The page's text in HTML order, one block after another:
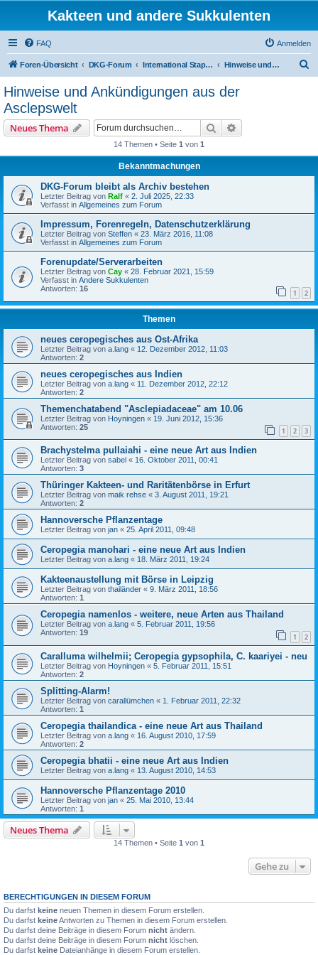
Kakteen und andere Sukkulenten
FAQ Anmelden
Foren-Übersicht DKG-Forum International Stapeliad Group Forum Hinweise und Ankündigungen aus der Asclepswelt
Hinweise und Ankündigungen aus der
Asclepswelt
Neues Thema Suche
14 Themen • Seite 1 von 1
Bekanntmachungen
DKG-Forum bleibt als Archiv bestehen
Letzter Beitrag von Ralf « 2. Juli 2025, 22:33
Verfasst in Allgemeines zum Forum
Impressum, Forenregeln, Datenschutzerklärung
Letzter Beitrag von Steffen « 23. März 2016, 11:08
Verfasst in Allgemeines zum Forum
Forenupdate/Serverarbeiten
Letzter Beitrag von Cay « 28. Februar 2021, 15:59
Verfasst in Andere Sukkulenten
Antworten: 16 1 2
Themen
neues ceropegisches aus Ost-Afrika
Letzter Beitrag von a.lang « 12. Dezember 2012, 11:03
Antworten: 2
neues ceropegisches aus Indien
Letzter Beitrag von a.lang « 11. Dezember 2012, 22:12
Antworten: 2
Themenchatabend "Asclepiadaceae" am 10.06
Letzter Beitrag von Hoyningen « 19. Juni 2012, 15:36
Antworten: 25 1 2 3
Brachystelma pullaiahi - eine neue Art aus Indien
Letzter Beitrag von sabel « 16. Oktober 2011, 00:41
Antworten: 3
Thüringer Kakteen- und Raritätenbörse in Erfurt
Letzter Beitrag von maik rehse « 3. August 2011, 19:21
Antworten: 2
Hannoversche Pflanzentage
Letzter Beitrag von jan « 25. April 2011, 09:48
Ceropegia manohari - eine neue Art aus Indien
Letzter Beitrag von a.lang « 18. März 2011, 19:24
Kakteenaustellung mit Börse in Leipzig
Letzter Beitrag von thailänder « 9. März 2011, 18:56
Antworten: 1
Ceropegia namenlos - weitere, neue Arten aus Thailand
Letzter Beitrag von a.lang « 5. Februar 2011, 19:56
Antworten: 19 1 2
Caralluma wilhelmii; Ceropegia gypsophila, C. kaariyei - neu
Letzter Beitrag von Hoyningen « 5. Februar 2011, 15:51
Antworten: 2
Splitting-Alarm!
Letzter Beitrag von carallümchen « 1. Februar 2011, 22:32
Antworten: 1
Ceropegia thailandica - eine neue Art aus Thailand
Letzter Beitrag von a.lang « 16. August 2010, 17:59
Antworten: 2
Ceropegia bhatii - eine neue Art aus Indien
Letzter Beitrag von a.lang « 13. August 2010, 14:53
Hannoversche Pflanzentage 2010
Letzter Beitrag von jan « 25. Mai 2010, 13:44
Antworten: 1
Neues Thema
14 Themen • Seite 1 von 1
Gehe zu
BERECHTIGUNGEN IN DIESEM FORUM
Du darfst keine neuen Themen in diesem Forum erstellen.
Du darfst keineAntworten zu Themen in diesem Forum erstellen.
Du darfst deine Beiträge in diesem Forum nicht ändern.
Du darfst deine Beiträge in diesem Forum nicht löschen.
Du darfst keine Dateianhänge in diesem Forum erstellen.